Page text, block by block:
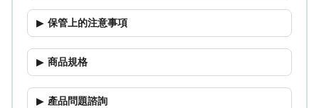
保管上的注意事項
商品規格
產品問題諮詢